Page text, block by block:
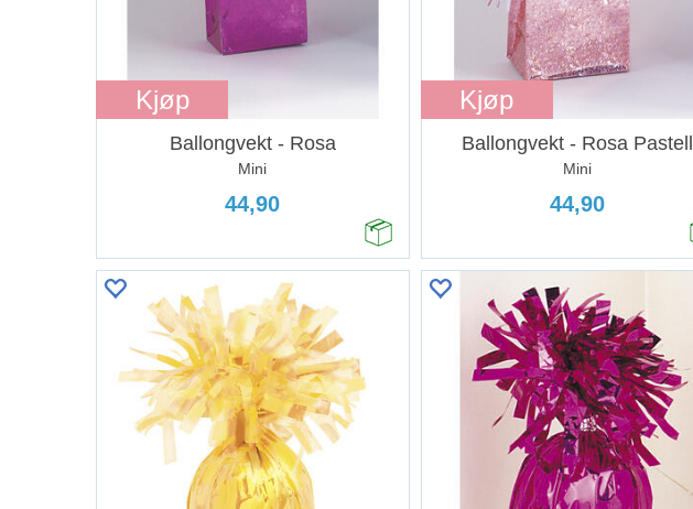
Kjøp
Ballongvekt - Rosa
Mini
44,90
Kjøp
Ballongvekt - Rosa Pastell
Mini
44,90